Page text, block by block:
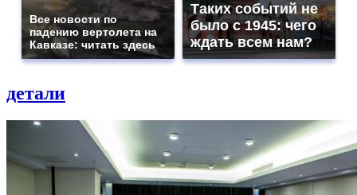
Все новости по
падению вертолета на
Кавказе: читать здесь
Таких событий не
было с 1945: чего
ждать всем нам?
детали